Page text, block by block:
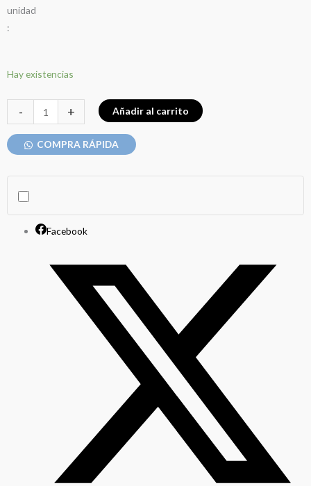
unidad
:
Hay existencias
-
JEBE
PEGAMENTO
THUMBS
UP
x
20ml
cantidad
+ Añadir al carrito
COMPRA RÁPIDA
Facebook